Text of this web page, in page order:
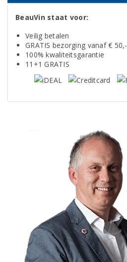
BeauVin staat voor:
Veilig betalen
GRATIS bezorging vanaf € 50,-
100% kwaliteitsgarantie
11+1 GRATIS